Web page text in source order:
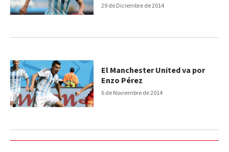
29 de Diciembre de 2014
6 de Noviembre de 2014
El Manchester United va por
Enzo Pérez